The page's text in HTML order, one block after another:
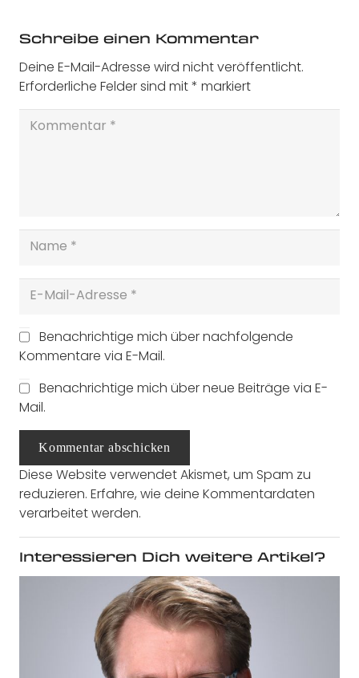
Schreibe einen Kommentar
Deine E-Mail-Adresse wird nicht veröffentlicht.
Erforderliche Felder sind mit* markiert
Benachrichtige mich über nachfolgende
Kommentare via E-Mail.
Benachrichtige mich über neue Beiträge via E-
Mail.
Kommentar abschicken
Diese Website verwendet Akismet, um Spam zu
reduzieren. Erfahre, wie deine Kommentardaten
verarbeitet werden.
Interessieren Dich weitere Artikel?